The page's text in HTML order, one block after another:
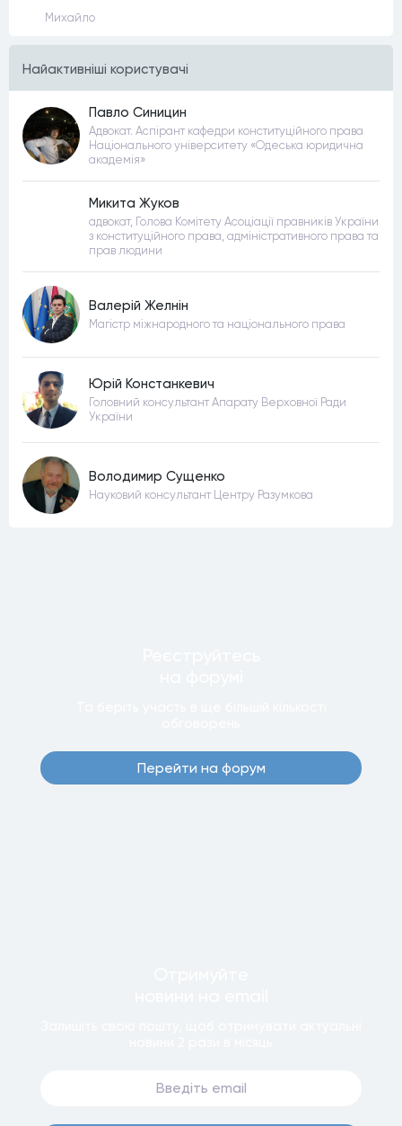
Михайло
Найактивнiшi користувачi
Павло Синицин
Адвокат. Аспірант кафедри конституційного права
Національного університету «Одеська юридична
академія»
Микита Жуков
адвокат, Голова Комітету Асоціації правників України
з конституційного права, адміністративного права та
прав людини
Валерій Желнін
Магістр міжнародного та національного права
Юрій Констанкевич
Головний консультант Апарату Верховної Ради
України
Володимир Сущенко
Науковий консультант Центру Разумкова
Перейти на форум